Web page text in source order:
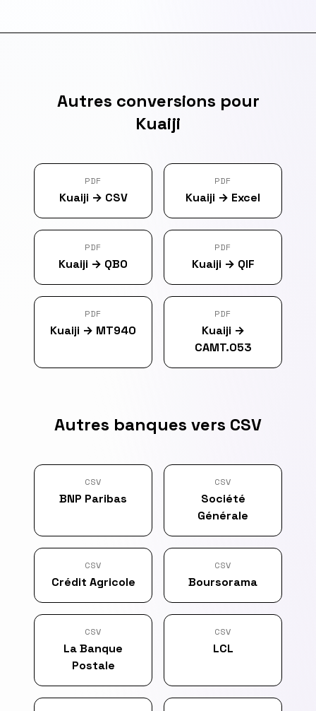
Autres conversions pour
Kuaiji
PDF
Kuaiji → CSV
PDF
Kuaiji → Excel
PDF
Kuaiji → QBO
PDF
Kuaiji → QIF
PDF
Kuaiji → MT940
PDF
Kuaiji →
CAMT.053
Autres banques vers CSV
CSV
BNP Paribas
CSV
Société
Générale
CSV
Crédit Agricole
CSV
Boursorama
CSV
La Banque
Postale
CSV
LCL